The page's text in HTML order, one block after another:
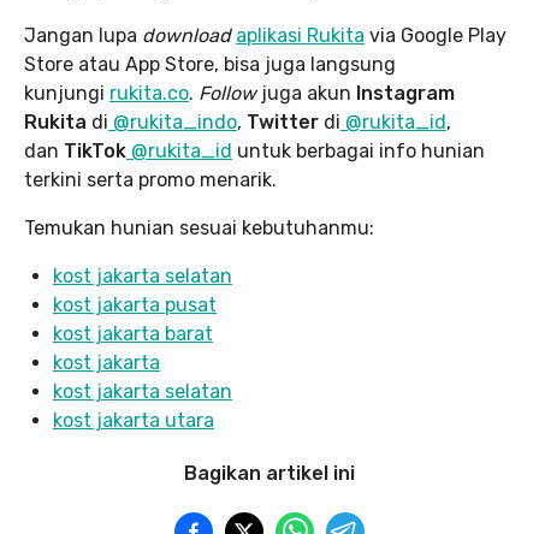
Jangan lupa download aplikasi Rukita via Google Play
Store atau App Store, bisa juga langsung
kunjungi rukita.co. Followjuga akun Instagram
Rukita di @rukita_indo, Twitter di @rukita_id,
dan TikTok @rukita_id untuk berbagai info hunian
terkini serta promo menarik.
Temukan hunian sesuai kebutuhanmu:
kost jakarta selatan
kost jakarta pusat
kost jakarta barat
kost jakarta
kost jakarta selatan
kost jakarta utara
Bagikan artikel ini